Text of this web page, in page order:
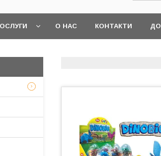
О НАС КОНТАКТИ